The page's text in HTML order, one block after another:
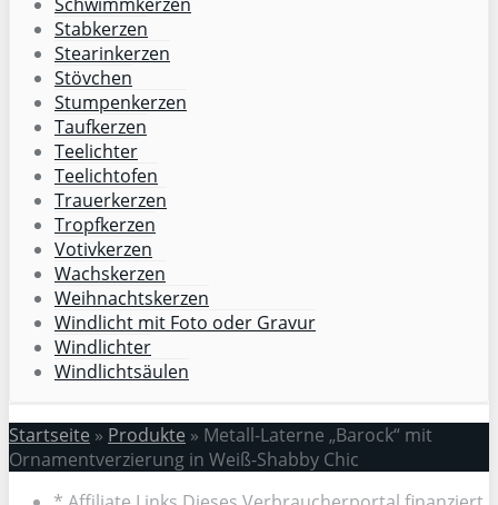
Stabkerzen
Stearinkerzen
Stövchen
Stumpenkerzen
Taufkerzen
Teelichter
Teelichtofen
Trauerkerzen
Tropfkerzen
Votivkerzen
Wachskerzen
Weihnachtskerzen
Windlicht mit Foto oder Gravur
Windlichter
Windlichtsäulen
Startseite » Produkte » Metall-Laterne „Barock“ mit
Ornamentverzierung in Weiß-Shabby Chic